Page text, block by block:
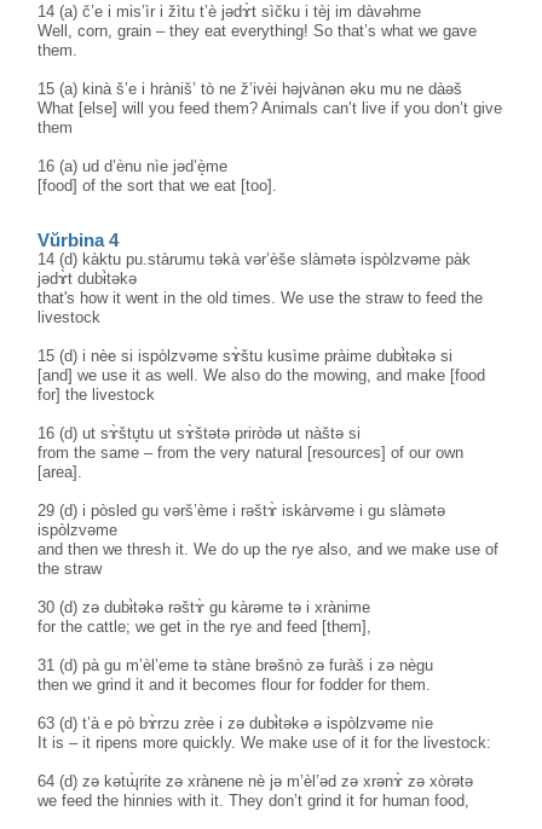
14 (a) č’e i mis’ìr i žìtu t’è jədɤ̀t sìčku i tèj im dàvəhme
Well, corn, grain – they eat everything! So that’s what we gave
them.
15 (a) kinà š’e i hràniš’ tò ne ž’ivèi həjvànən əku mu ne dàəš
What [else] will you feed them? Animals can’t live if you don’t give
them
16 (a) ud d’ènu nìe jəd’è̝me
[food] of the sort that we eat [too].
Vŭrbina 4
14 (d) kàktu pu.stàrumu təkà vər’èše slàmətə ispòlzvəme pàk
jədɤ̀t dubɨ̀təkə
that's how it went in the old times. We use the straw to feed the
livestock
15 (d) i nèe si ispòlzvəme sɤ̀štu kusìme pràime dubɨ̀təkə si
[and] we use it as well. We also do the mowing, and make [food
for] the livestock
16 (d) ut sɤ̀štu̥tu ut sɤ̀štətə priròdə ut nàštə si
from the same – from the very natural [resources] of our own
[area].
29 (d) i pòsled gu vərš’ème i rəštɤ̀ iskàrvəme i gu slàmətə
ispòlzvəme
and then we thresh it. We do up the rye also, and we make use of
the straw
30 (d) zə dubɨ̀təkə rəštɤ̀ gu kàrəme tə i xrànime
for the cattle; we get in the rye and feed [them],
31 (d) pà gu m’èl’eme tə stàne brəšnò zə furàš i zə nègu
then we grind it and it becomes flour for fodder for them.
63 (d) t’à e pò bɤ̀rzu zrèe i zə dubɨ̀təkə ə ispòlzvəme nìe
It is – it ripens more quickly. We make use of it for the livestock:
64 (d) zə kətɰ̀rite zə xrànene nè jə m’èl’əd zə xrənɤ̀ zə xòrətə
we feed the hinnies with it. They don’t grind it for human food,